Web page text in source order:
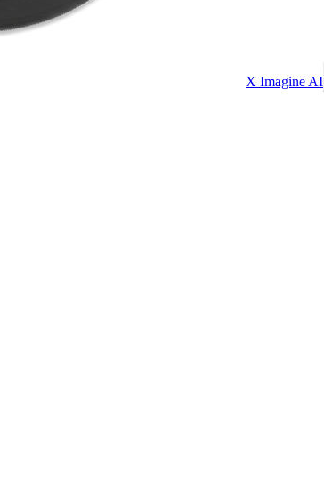
X Imagine AI